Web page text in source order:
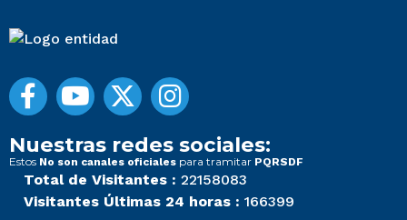
Nuestras redes sociales:
Estos No son canales oficiales para tramitar PQRSDF
Total de Visitantes : 22158083
Visitantes Últimas 24 horas : 166399